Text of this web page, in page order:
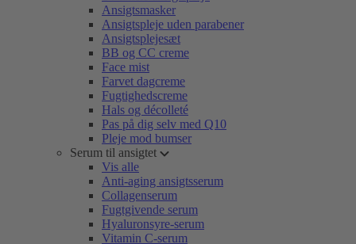
Ansigtsmasker
Ansigtspleje uden parabener
Ansigtsplejesæt
BB og CC creme
Face mist
Farvet dagcreme
Fugtighedscreme
Hals og décolleté
Pas på dig selv med Q10
Pleje mod bumser
Serum til ansigtet
Vis alle
Anti-aging ansigtsserum
Collagenserum
Fugtgivende serum
Hyaluronsyre-serum
Vitamin C-serum